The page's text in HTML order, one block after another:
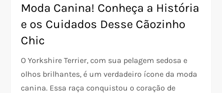
Moda Canina! Conheça a História
e os Cuidados Desse Cãozinho
Chic
O Yorkshire Terrier, com sua pelagem sedosa e
olhos brilhantes, é um verdadeiro ícone da moda
canina. Essa raça conquistou o coração de